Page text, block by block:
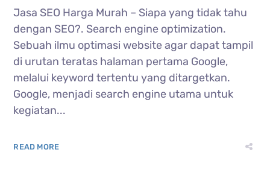
Jasa SEO Harga Murah – Siapa yang tidak tahu
dengan SEO?. Search engine optimization.
Sebuah ilmu optimasi website agar dapat tampil
di urutan teratas halaman pertama Google,
melalui keyword tertentu yang ditargetkan.
Google, menjadi search engine utama untuk
kegiatan...
READ MORE